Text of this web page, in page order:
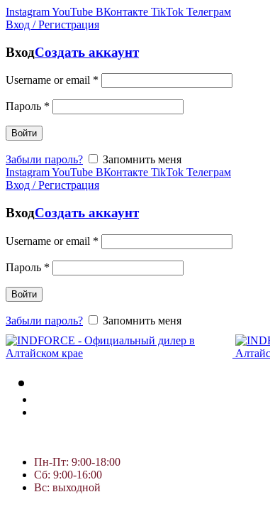
InstagramYouTube ВКонтакте TikTok Телеграм
Вход / Регистрация
ВходСоздать аккаунт
Username or email *
Пароль *
Войти
Забыли пароль?
Запомнить меня
InstagramYouTube ВКонтакте TikTok Телеграм
Вход / Регистрация
ВходСоздать аккаунт
Username or email *
Пароль *
Войти
Забыли пароль? Запомнить меня
Пн-Пт: 9:00-18:00
Сб: 9:00-16:00
Вс: выходной